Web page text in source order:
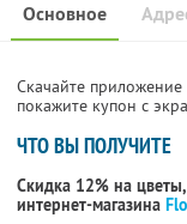
Основное
Скачайте
покажите купон с
ЧТО ВЫ ПОЛУЧИТЕ
Скидка 12% на
интернет-магазина